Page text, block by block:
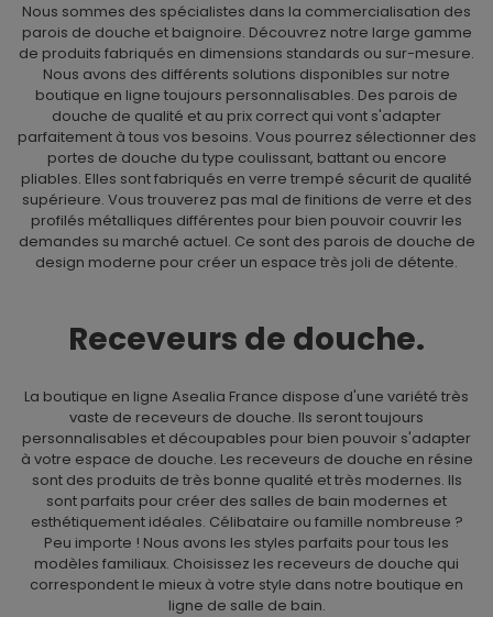
Nous sommes des spécialistes dans la commercialisation des
parois de douche et baignoire. Découvrez notre large gamme
de produits fabriqués en dimensions standards ou sur-mesure.
Nous avons des différents solutions disponibles sur notre
boutique en ligne toujours personnalisables. Des parois de
douche de qualité et au prix correct qui vont s'adapter
parfaitement à tous vos besoins. Vous pourrez sélectionner des
portes de douche du type coulissant, battant ou encore
pliables. Elles sont fabriqués en verre trempé sécurit de qualité
supérieure. Vous trouverez pas mal de finitions de verre et des
profilés métalliques différentes pour bien pouvoir couvrir les
demandes su marché actuel. Ce sont des parois de douche de
design moderne pour créer un espace très joli de détente.
Receveurs de douche.
La boutique en ligne Asealia France dispose d'une variété très
vaste de receveurs de douche. Ils seront toujours
personnalisables et découpables pour bien pouvoir s'adapter
à votre espace de douche. Les receveurs de douche en résine
sont des produits de très bonne qualité et très modernes. Ils
sont parfaits pour créer des salles de bain modernes et
esthétiquement idéales. Célibataire ou famille nombreuse ?
Peu importe ! Nous avons les styles parfaits pour tous les
modèles familiaux. Choisissez les receveurs de douche qui
correspondent le mieux à votre style dans notre boutique en
ligne de salle de bain.